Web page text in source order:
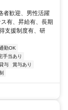
者歓迎、男性活躍
有、昇給有、長期
支援制度有、研
勤OK
手当あり
与
賞与あり